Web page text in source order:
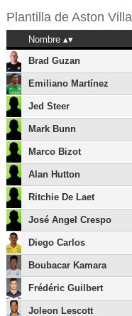
Plantilla de Aston Villa
Nombre
Brad Guzan
Emiliano Martínez
Jed Steer
Mark Bunn
Marco Bizot
Alan Hutton
Ritchie De Laet
José Angel Crespo
Diego Carlos
Boubacar Kamara
Frédéric Guilbert
Joleon Lescott